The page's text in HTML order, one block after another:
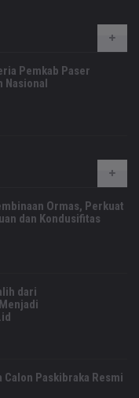
Pemkab Paser
Nasional
Ormas, Perkuat
dan Kondusifitas
dari
Paskibraka Resmi